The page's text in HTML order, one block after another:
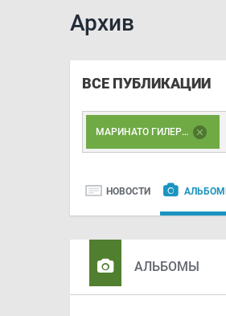
Архив
ВСЕ ПУБЛИКАЦИИ
МАРИНАТО ГИЛЕРМЕ
НОВОСТИ
АЛЬБОМЫ